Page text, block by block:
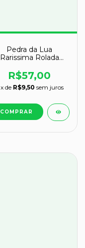
Pedra da Lua
Rarissima Rolada
Cod 123872
R$57,00
x de R$9,50 sem juros